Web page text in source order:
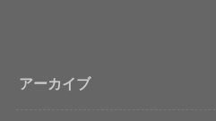
アーカイブ